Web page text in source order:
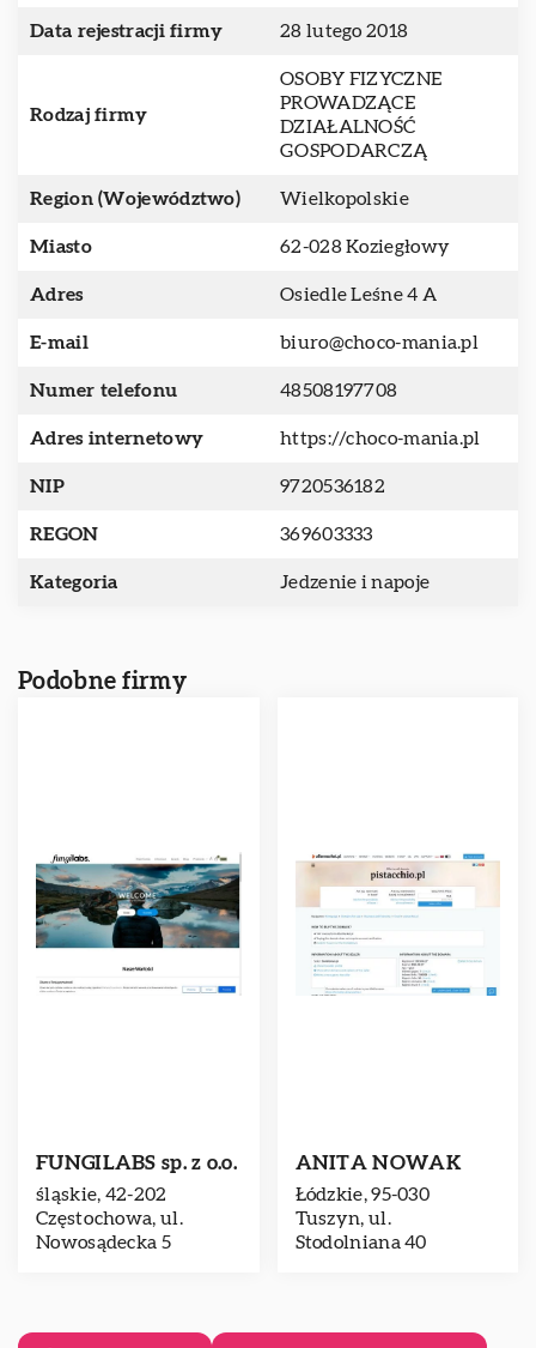
Data rejestracji firmy 28 lutego 2018
Rodzaj firmy
OSOBY FIZYCZNE
PROWADZĄCE
DZIAŁALNOŚĆ
GOSPODARCZĄ
Region (Województwo) Wielkopolskie
Miasto 62-028 Koziegłowy
Adres Osiedle Leśne 4 A
E-mail biuro@choco-mania.pl
Numer telefonu 48508197708
Adres internetowy https://choco-mania.pl
NIP 9720536182
REGON 369603333
Kategoria Jedzenie i napoje
Podobne firmy
FUNGILABS sp. z o.o.
śląskie, 42-202
Częstochowa, ul.
Nowosądecka 5
ANITA NOWAK
Łódzkie, 95-030
Tuszyn, ul.
Stodolniana 40